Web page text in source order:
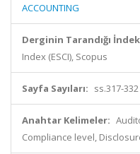
ACCOUNTING
Derginin Tarandığı
Index (ESCI), Scopus
Sayfa Sayıları: ss.317-332
Anahtar Kelimeler:
Compliance level,